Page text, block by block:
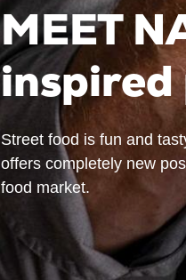
MEET
inspired
Street food is fun and
offers completely new
food market.